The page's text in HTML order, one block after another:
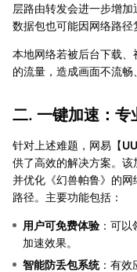
层路由转发会进一步增
数据包也可能因网络路径
本地网络若被后台下载
的流量，造成画面不流畅
二. 一键加速：专
针对上述难题，网易【
供了高效的解决方案。
并优化《幻兽帕鲁》的
路径。主要功能包括：
用户可免费体验 ：可
加速效果。
智能防丢包系统：有效